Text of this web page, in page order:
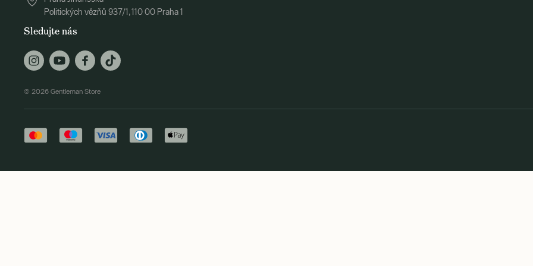
Politických vězňů 937/1, 110 00 Praha 1
Sledujte nás
© 2026 Gentleman Store